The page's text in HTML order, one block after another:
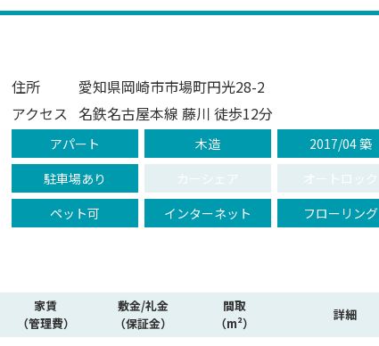
住所
愛知県岡崎市市場町円光28-2
アクセス 名鉄名古屋本線 藤川 徒歩12分
アパート 木造
2017/04 築
駐車場あり
カーシェア
オートロック
ペット可
インターネット フローリング
家賃
（管理費）
敷金/礼金
（保証金）
間取
（m²）
詳細